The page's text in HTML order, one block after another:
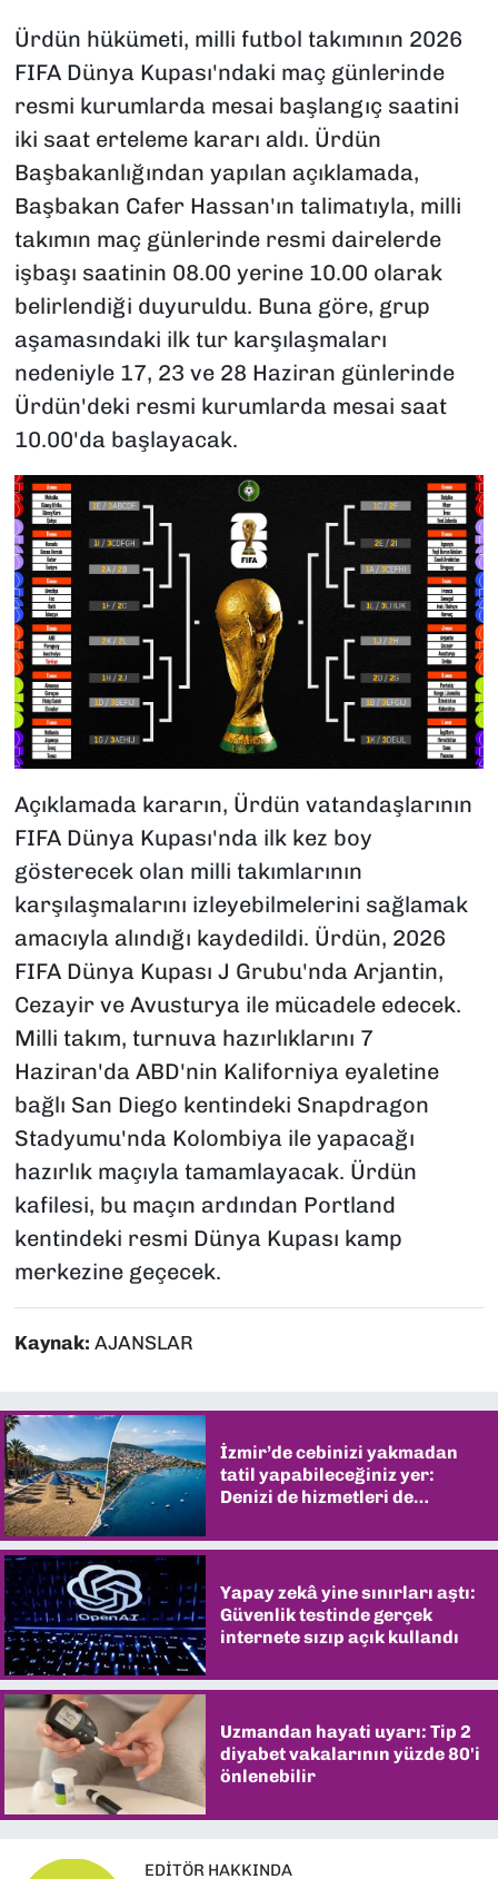
Ürdün hükümeti, milli futbol takımının 2026
FIFA Dünya Kupası'ndaki maç günlerinde
resmi kurumlarda mesai başlangıç saatini
iki saat erteleme kararı aldı. Ürdün
Başbakanlığından yapılan açıklamada,
Başbakan Cafer Hassan'ın talimatıyla, milli
takımın maç günlerinde resmi dairelerde
işbaşı saatinin 08.00 yerine 10.00 olarak
belirlendiği duyuruldu. Buna göre, grup
aşamasındaki ilk tur karşılaşmaları
nedeniyle 17, 23 ve 28 Haziran günlerinde
Ürdün'deki resmi kurumlarda mesai saat
10.00'da başlayacak.
Açıklamada kararın, Ürdün vatandaşlarının
FIFA Dünya Kupası'nda ilk kez boy
gösterecek olan milli takımlarının
karşılaşmalarını izleyebilmelerini sağlamak
amacıyla alındığı kaydedildi. Ürdün, 2026
FIFA Dünya Kupası J Grubu'nda Arjantin,
Cezayir ve Avusturya ile mücadele edecek.
Milli takım, turnuva hazırlıklarını 7
Haziran'da ABD'nin Kaliforniya eyaletine
bağlı San Diego kentindeki Snapdragon
Stadyumu'nda Kolombiya ile yapacağı
hazırlık maçıyla tamamlayacak. Ürdün
kafilesi, bu maçın ardından Portland
kentindeki resmi Dünya Kupası kamp
merkezine geçecek.
Kaynak: AJANSLAR
İzmir’de cebinizi yakmadan
tatil yapabileceğiniz yer:
Denizi de hizmetleri de
Yapay zekâ yine sınırları aştı:
Güvenlik testinde gerçek
internete sızıp açık kullandı
Uzmandan hayati uyarı: Tip 2
diyabet vakalarının yüzde 80'i
önlenebilir
EDITÖR HAKKINDA